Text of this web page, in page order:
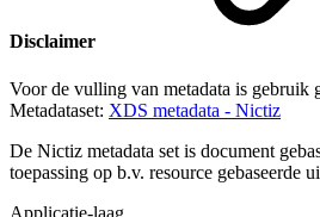
Disclaimer
Voor de vulling van metadata is gebruik
Metadataset: XDS metadata - Nictiz
De Nictiz metadata set is document
toepassing op b.v. resource gebaseerde
Applicatie-laag